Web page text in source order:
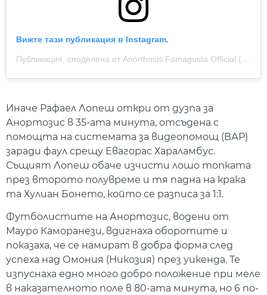
Вижте тази публикация в Instagram.
Публикация, споделена от Anorthosis Famagusta Official (@anorthosisfc.official)
Иначе Рафаел Лопеш откри от дузпа за
Анортозис в 35-ата минута, отсъдена с
помощта на системата за видеопомощ (ВАР)
заради фаул срещу Евагорас Хараламбус.
Същият Лопеш обаче изчисти лошо топката
през второто полувреме и тя падна на крака
та Хулиан Бонето, който се разписа за 1:1.
Футболистите на Анортозис, водени от
Мауро Каморанези, вдигнаха оборотите и
показаха, че се намират в добра форма след
успеха над Омония (Никозия) през уикенда. Те
изпуснаха едно много добро положение при меле
в наказателното поле в 80-ата минута, но 6 по-